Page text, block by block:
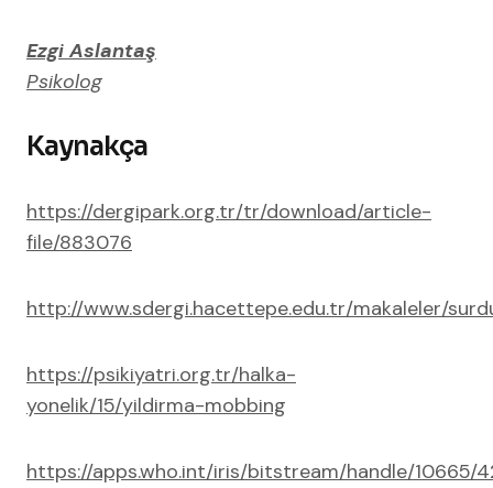
Ezgi Aslantaş
Psikolog
Kaynakça
https://dergipark.org.tr/tr/download/article-
file/883076
http://www.sdergi.hacettepe.edu.tr/makaleler/
https://psikiyatri.org.tr/halka-
yonelik/15/yildirma-mobbing
https://apps.who.int/iris/bitstream/handle/10665/